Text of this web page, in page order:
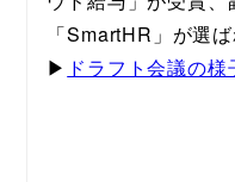
「SmartHR」が選ば
▶︎ ドラフト会議の様